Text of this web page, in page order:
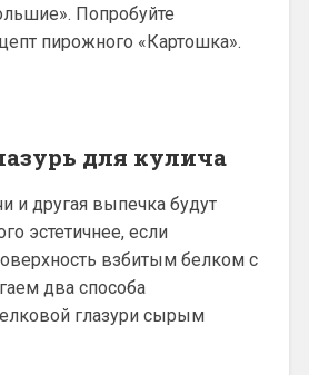
Попробуйте
пирожного «Картошка».
для кулича
и другая выпечка будут
эстетичнее, если
взбитым белком с
два способа
глазури сырым